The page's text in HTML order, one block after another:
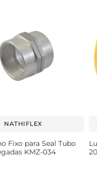
NATHIFLEX
Fixo para Seal Tubo
KMZ-034